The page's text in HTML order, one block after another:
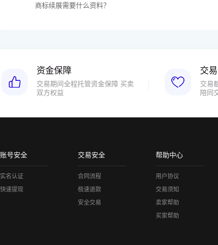
商标续展需要什么资料？
资金保障
交易期间全程托管资金保障 买卖
双方权益
交
交易
陪同
账号安全
实名认证
快速提现
交易安全
合同流程
极速退款
安全交易
帮助中心
用户协议
交易须知
卖家帮助
买家帮助